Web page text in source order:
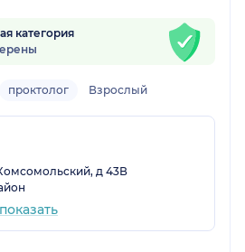
категория
проктолог Взрослый
д 43В
показать